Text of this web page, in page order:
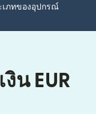
เภทของอุปกรณ์
น EUR